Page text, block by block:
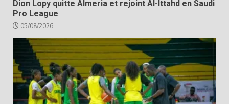
Dion Lopy quitte Almeria et rejoint Al-Ittahd en Saudi
Pro League
05/08/2026